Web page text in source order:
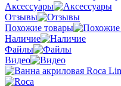
Аксессуары
Отзывы
Похожие товары
Наличие
Файлы
Видео